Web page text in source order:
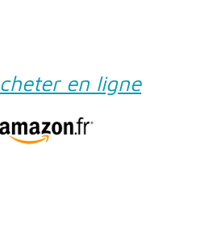
Acheter en ligne